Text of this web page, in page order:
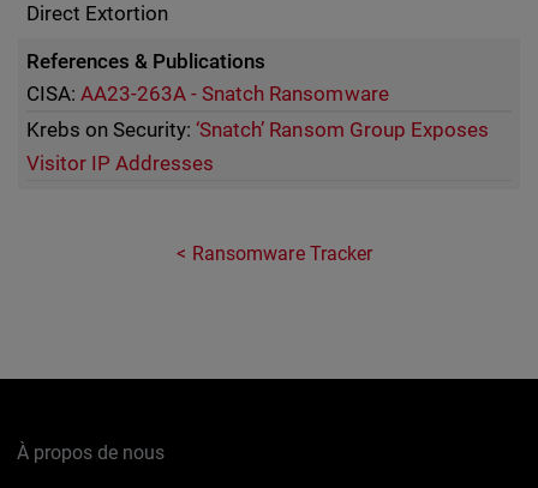
Direct Extortion
References & Publications
CISA:AA23-263A - Snatch Ransomware
Krebs on Security:‘Snatch’ Ransom Group Exposes
Visitor IP Addresses
Ransomware Tracker
À propos de nous